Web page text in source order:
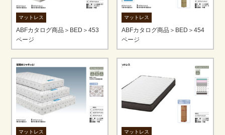
マットレス
ABFカタログ商品＞BED＞453
ページ
マットレス
ABFカタログ商品＞BED＞454
ページ
マットレス マットレス